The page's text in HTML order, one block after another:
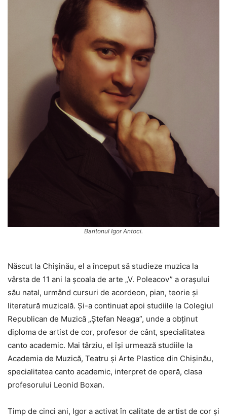
Baritonul Igor Antoci.
Născut la Chișinău, el a început să studieze muzica la
vârsta de 11 ani la școala de arte „V. Poleacov” a orașului
său natal, urmând cursuri de acordeon, pian, teorie și
literatură muzicală. Și-a continuat apoi studiile la Colegiul
Republican de Muzică „Ștefan Neaga”, unde a obținut
diploma de artist de cor, profesor de cânt, specialitatea
canto academic. Mai târziu, el își urmează studiile la
Academia de Muzică, Teatru și Arte Plastice din Chișinău,
specialitatea canto academic, interpret de operă, clasa
profesorului Leonid Boxan.
Timp de cinci ani, Igor a activat în calitate de artist de cor și